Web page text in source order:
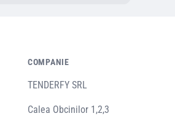
COMPANIE
TENDERFY SRL
Calea Obcinilor 1,2,3